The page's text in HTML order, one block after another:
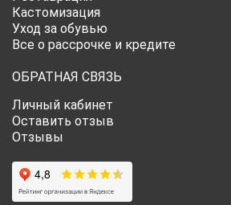
Кастомизация
Уход за обувью
Все о рассрочке и кредите
ОБРАТНАЯ СВЯЗЬ
Личный кабинет
Оставить отзыв
Отзывы